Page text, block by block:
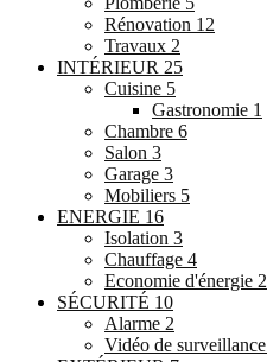
Rénovation 12
Travaux 2
INTÉRIEUR 25
Cuisine 5
Gastronomie 1
Chambre 6
Salon 3
Garage 3
Mobiliers 5
ENERGIE 16
Isolation 3
Chauffage 4
Economie d'énergie 2
SÉCURITÉ 10
Alarme 2
Vidéo de surveillance